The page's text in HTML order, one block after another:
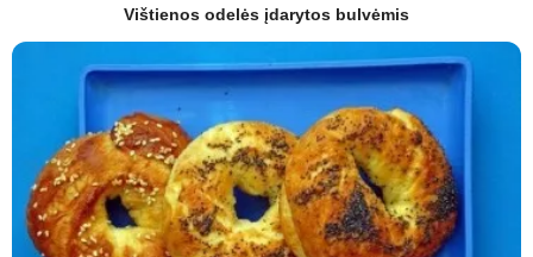
Vištienos odelės įdarytos bulvėmis